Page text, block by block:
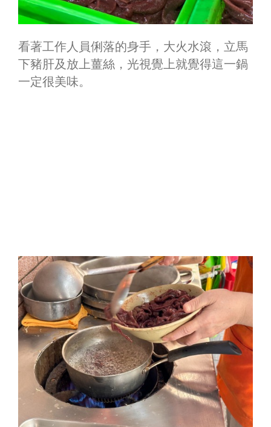
看著工作人員俐落的身手，大火水滾，立馬
下豬肝及放上薑絲，光視覺上就覺得這一鍋
一定很美味。